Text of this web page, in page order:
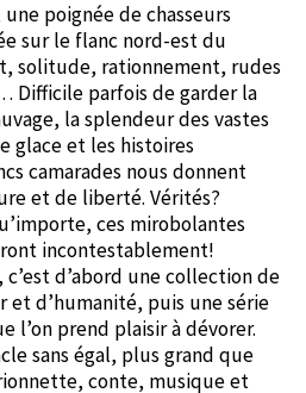
une poignée de chasseurs
sur le flanc nord-est du
solitude, rationnement, rudes
Difficile parfois de garder la
la splendeur des vastes
glace et les histoires
camarades nous donnent
et de liberté. Vérités?
ces mirobolantes
incontestablement!
c’est d’abord une collection de
et d’humanité, puis une série
l’on prend plaisir à dévorer.
sans égal, plus grand que
conte, musique et